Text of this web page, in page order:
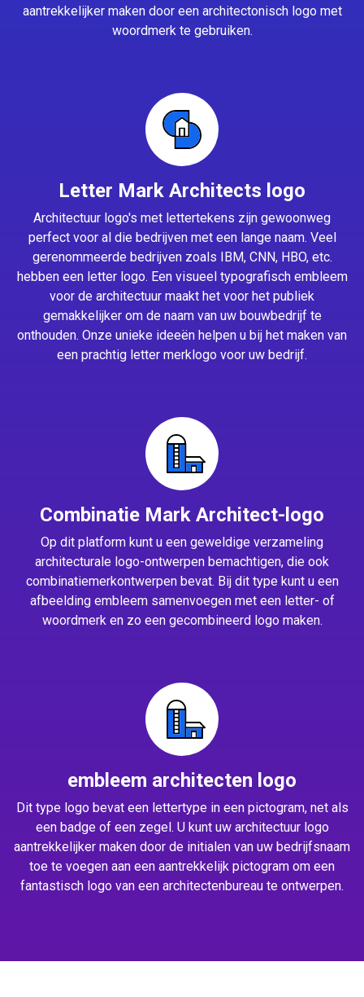
aantrekkelijker maken door een architectonisch logo met
woordmerk te gebruiken.
Letter Mark Architects logo
Architectuur logo's met lettertekens zijn gewoonweg
perfect voor al die bedrijven met een lange naam. Veel
gerenommeerde bedrijven zoals IBM, CNN, HBO, etc.
hebben een letter logo. Een visueel typografisch embleem
voor de architectuur maakt het voor het publiek
gemakkelijker om de naam van uw bouwbedrijf te
onthouden. Onze unieke ideeën helpen u bij het maken van
een prachtig letter merklogo voor uw bedrijf.
Combinatie Mark Architect-logo
Op dit platform kunt u een geweldige verzameling
architecturale logo-ontwerpen bemachtigen, die ook
combinatiemerkontwerpen bevat. Bij dit type kunt u een
afbeelding embleem samenvoegen met een letter- of
woordmerk en zo een gecombineerd logo maken.
embleem architecten logo
Dit type logo bevat een lettertype in een pictogram, net als
een badge of een zegel. U kunt uw architectuur logo
aantrekkelijker maken door de initialen van uw bedrijfsnaam
toe te voegen aan een aantrekkelijk pictogram om een
fantastisch logo van een architectenbureau te ontwerpen.